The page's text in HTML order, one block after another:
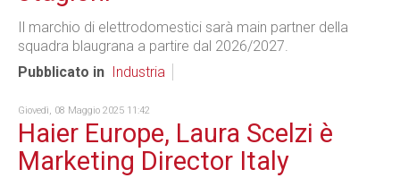
Il marchio di elettrodomestici sarà main partner della
squadra blaugrana a partire dal 2026/2027.
Pubblicato in
Industria
Giovedì, 08 Maggio 2025 11:42
Haier Europe, Laura Scelzi è
Marketing Director Italy